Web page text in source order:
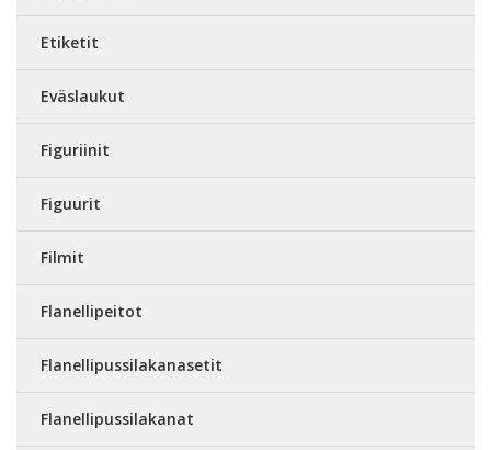
Etiketit
Eväslaukut
Figuriinit
Figuurit
Filmit
Flanellipeitot
Flanellipussilakanasetit
Flanellipussilakanat